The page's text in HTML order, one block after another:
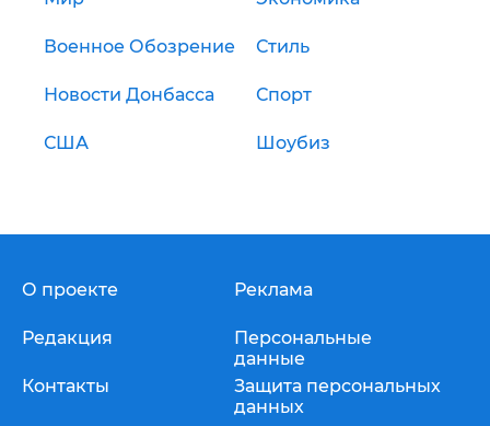
Военное Обозрение Стиль
Новости Донбасса Спорт
США Шоубиз
О проекте
Редакция
Контакты
Реклама
Персональные
данные
Защита персональных
данных